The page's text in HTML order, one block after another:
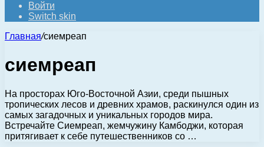
Войти
Switch skin
Главная/сиемреап
сиемреап
На просторах Юго-Восточной Азии, среди пышных
тропических лесов и древних храмов, раскинулся один из
самых загадочных и уникальных городов мира.
Встречайте Сиемреап, жемчужину Камбоджи, которая
притягивает к себе путешественников со …